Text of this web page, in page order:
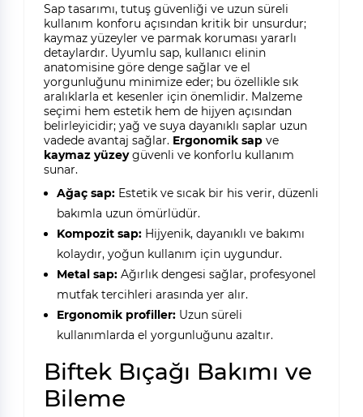
Sap tasarımı, tutuş güvenliği ve uzun süreli
kullanım konforu açısından kritik bir unsurdur;
kaymaz yüzeyler ve parmak koruması yararlı
detaylardır. Uyumlu sap, kullanıcı elinin
anatomisine göre denge sağlar ve el
yorgunluğunu minimize eder; bu özellikle sık
aralıklarla et kesenler için önemlidir. Malzeme
seçimi hem estetik hem de hijyen açısından
belirleyicidir; yağ ve suya dayanıklı saplar uzun
vadede avantaj sağlar. Ergonomik sapve
kaymaz yüzeygüvenli ve konforlu kullanım
sunar.
Ağaç sap:Estetik ve sıcak bir his verir, düzenli
bakımla uzun ömürlüdür.
Kompozit sap:Hijyenik, dayanıklı ve bakımı
kolaydır, yoğun kullanım için uygundur.
Metal sap:Ağırlık dengesi sağlar, profesyonel
mutfak tercihleri arasında yer alır.
Ergonomik profiller:Uzun süreli
kullanımlarda el yorgunluğunu azaltır.
Biftek Bıçağı Bakımı ve
Bileme